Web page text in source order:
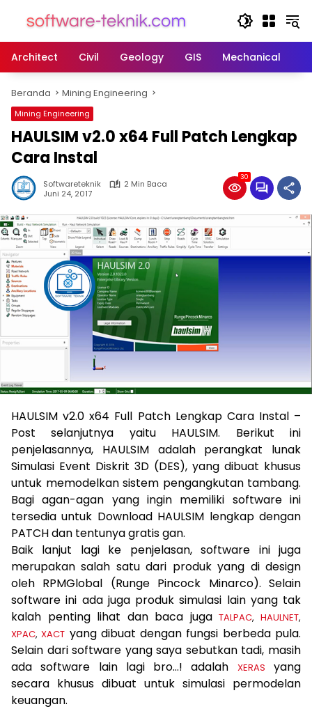
Architect
Civil Geology GIS Mechanical
Beranda Mining Engineering
Mining Engineering
HAULSIM v2.0 x64 Full Patch Lengkap
Cara Instal
Softwareteknik
2 Min Baca
Juni 24, 2017
30
HAULSIM v2.0 x64 Full Patch Lengkap Cara Instal –
Post selanjutnya yaitu HAULSIM. Berikut ini
penjelasannya, HAULSIM adalah perangkat lunak
Simulasi Event Diskrit 3D (DES), yang dibuat khusus
untuk memodelkan sistem pengangkutan tambang.
Bagi agan-agan yang ingin memiliki software ini
tersedia untuk Download HAULSIM lengkap dengan
PATCH dan tentunya gratis gan.
Baik lanjut lagi ke penjelasan, software ini juga
merupakan salah satu dari produk yang di design
oleh RPMGlobal (Runge Pincock Minarco). Selain
software ini ada juga produk simulasi lain yang tak
kalah penting lihat dan baca jugaTALPAC,HAULNET,
XPAC,XACT yang dibuat dengan fungsi berbeda pula.
Selain dari software yang saya sebutkan tadi, masih
ada software lain lagi bro…! adalah
XERAS
yang
secara khusus dibuat untuk simulasi permodelan
keuangan.